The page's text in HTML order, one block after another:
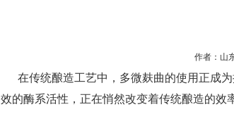
作者：山
在传统酿造工艺中，多微麸曲的使用正成
效的酶系活性，正在悄然改变着传统酿造的效